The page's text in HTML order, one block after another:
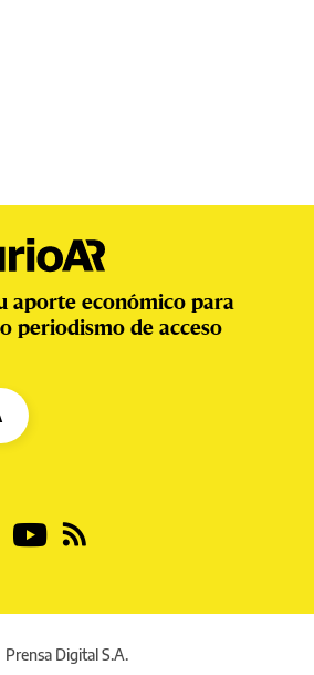
aporte económico para
periodismo de acceso
Prensa Digital S.A.